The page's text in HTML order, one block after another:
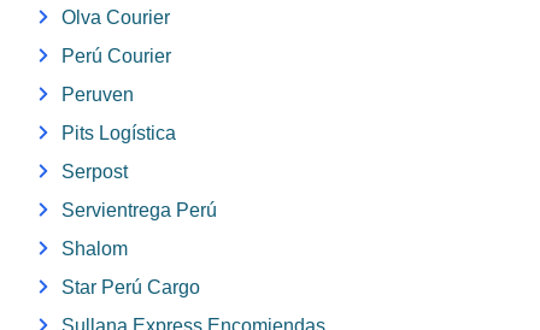
Olva Courier
Perú Courier
Peruven
Pits Logística
Serpost
Servientrega Perú
Shalom
Star Perú Cargo